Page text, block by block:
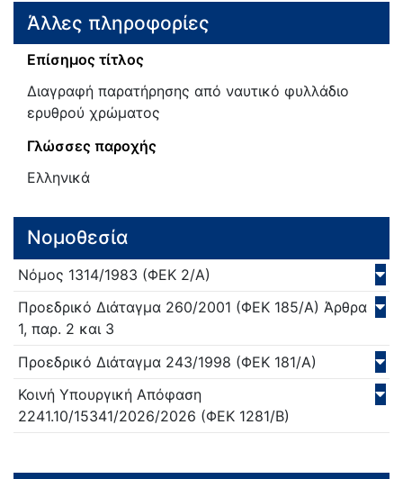
Άλλες πληροφορίες
Επίσημος τίτλος
Διαγραφή παρατήρησης από ναυτικό φυλλάδιο
ερυθρού χρώματος
Γλώσσες παροχής
Ελληνικά
Νομοθεσία
Νόμος 1314/1983 (ΦΕΚ 2/Α)
Προεδρικό Διάταγμα 260/2001 (ΦΕΚ 185/Α) Άρθρα
1, παρ. 2 και 3
Προεδρικό Διάταγμα 243/1998 (ΦΕΚ 181/Α)
Κοινή Υπουργική Απόφαση
2241.10/15341/2026/2026 (ΦΕΚ 1281/Β)